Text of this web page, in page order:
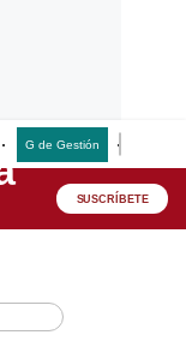
G de Gestión
SUSCRÍBETE